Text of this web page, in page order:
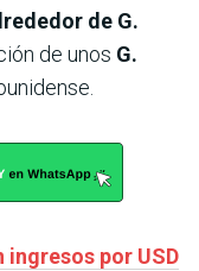
de G.
de unos G.
por USD